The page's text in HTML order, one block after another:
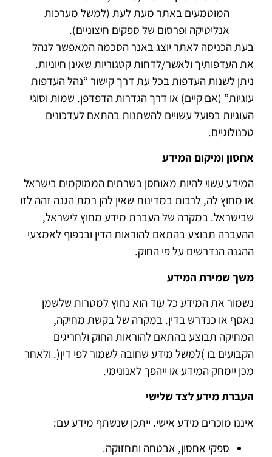
המוטמעים באתר מעת לעת (למשל מערכות
אנליטיקה ופרסום של ספקים חיצוניים).
בעת הכניסה לאתר יוצג באנר הסכמה המאפשר לנהל
את העדפותיך ולאשר/לדחות קטגוריות שאינן חיוניות.
ניתן לשנות העדפות בכל עת דרך קישור “נהל העדפות
עוגיות” (אם קיים) או דרך הגדרות הדפדפן. שמות וסוגי
העוגיות בפועל עשויים להשתנות בהתאם לעדכונים
טכנולוגיים.
אחסון ומיקום המידע
המידע עשוי להיות מאוחסן בשרתים הממוקמים בישראל
או מחוץ לה, לרבות במדינות שאין להן רמת הגנה זהה לזו
שבישראל. במקרה של העברת מידע מחוץ לישראל,
ההעברה תבוצע בהתאם להוראות הדין ובכפוף לאמצעי
ההגנה הנדרשים על פי החוק.
משך שמירת המידע
נשמור את המידע כל עוד הוא נחוץ למטרות שלשמן
נאסף או כנדרש בדין. במקרה של בקשת מחיקה,
המחיקה תבוצע בהתאם להוראות החוק ולחריגים
הקבועים בו )למשל מידע שחובה לשמור לפי דין(. ולאחר
מכן יימחק המידע או ייהפך לאנונימי.
העברת מידע לצד שלישי
איננו מוכרים מידע אישי. ייתכן שנשתף מידע עם:
ספקי אחסון, אבטחה ותחזוקה.